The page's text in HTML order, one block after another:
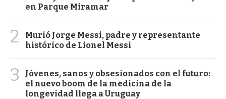
en Parque Miramar
2
Murió Jorge Messi, padre y representante
histórico de Lionel Messi
3
Jóvenes, sanos y obsesionados con el futuro:
el nuevo boom de la medicina de la
longevidad llega a Uruguay